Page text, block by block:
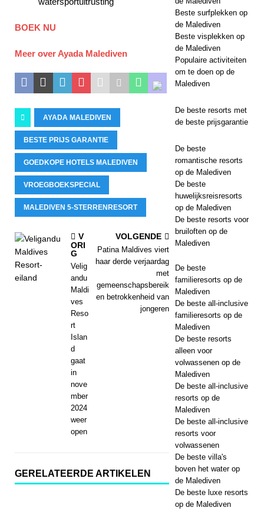
BOEK NU
Meer over Ayada Malediven
AYADA MALEDIVEN
BESTE PRIJS GARANTIE
GOEDKOPE HOTELS MALEDIVEN
VROEGBOEKSPECIAL
MALEDIVEN 5-STERRENRESORT
V
ORI
G
Velig
andu
Maldi
ves
Reso
rt
Islan
d
gaat
in
nove
mber
2024
weer
open
VOLGENDE
Patina Maldives viert
haar derde verjaardag
met
gemeenschapsbereik
en betrokkenheid van
jongeren
GERELATEERDE ARTIKELEN
Beste surfplekken op
de Malediven
Beste visplekken op
de Malediven
Populaire activiteiten
om te doen op de
Malediven
De beste resorts met
de beste prijsgarantie
De beste
romantische resorts
op de Malediven
De beste
huwelijksreisresorts
op de Malediven
De beste resorts voor
bruiloften op de
Malediven
De beste
familieresorts op de
Malediven
De beste all-inclusive
familieresorts op de
Malediven
De beste resorts
alleen voor
volwassenen op de
Malediven
De beste all-inclusive
resorts op de
Malediven
De beste all-inclusive
resorts voor
volwassenen
De beste villa's
boven het water op
de Malediven
De beste luxe resorts
op de Malediven